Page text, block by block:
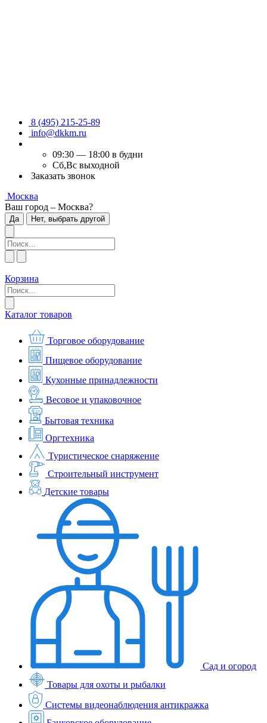
8 (495) 215-25-89
info@dkkm.ru
09:30 — 18:00 в будни
Сб,Вс выходной
Заказать звонок
Москва
Ваш город – Москва?
Да Нет, выбрать другой
Корзина
Каталог товаров
Торговое оборудование
Пищевое оборудование
Кухонные принадлежности
Весовое и упаковочное
Бытовая техника
Оргтехника
Туристическое снаряжение
Строительный инструмент
Детские товары
Сад и огород
Товары для охоты и рыбалки
Системы видеонаблюдения антикражка